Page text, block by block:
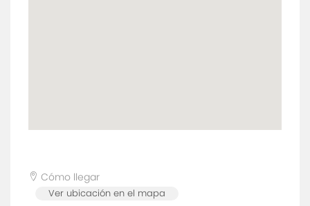
Cómo llegar
Ver ubicación en el mapa